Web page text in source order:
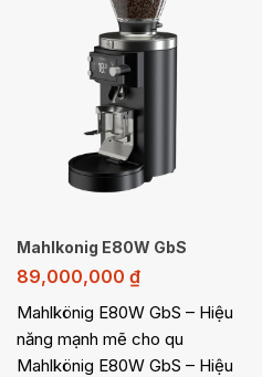
Mahlkonig E80W GbS
89,000,000 ₫
Mahlkönig E80W GbS – Hiệu
năng mạnh mẽ cho qu
Mahlkönig E80W GbS – Hiệu